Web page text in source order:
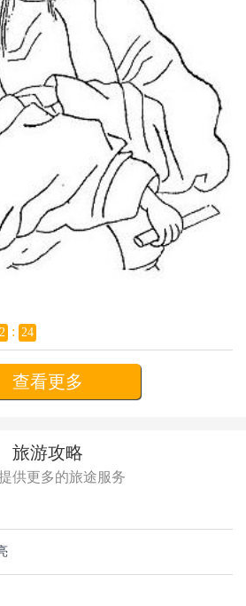
: 23
查看更多
旅游攻略
供更多的旅途服务